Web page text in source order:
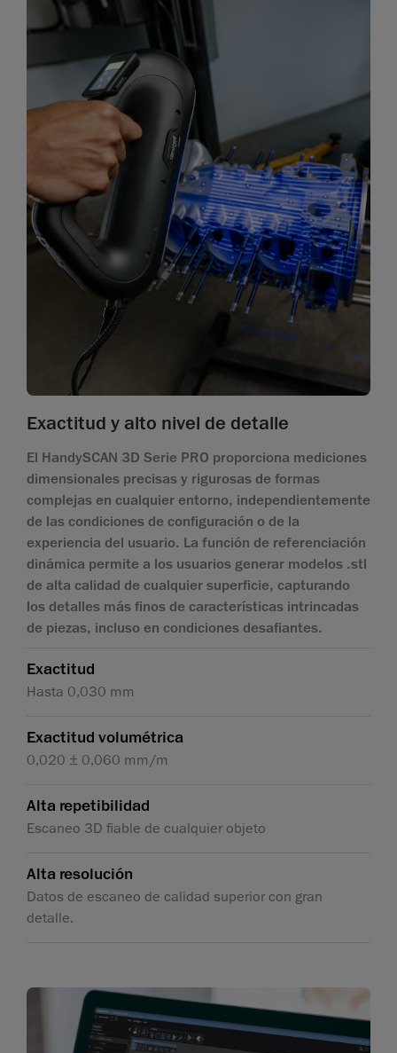
Exactitud y alto nivel de detalle
El HandySCAN 3D Serie PRO proporciona mediciones
dimensionales precisas y rigurosas de formas
complejas en cualquier entorno, independientemente
de las condiciones de configuración o de la
experiencia del usuario. La función de referenciación
dinámica permite a los usuarios generar modelos .stl
de alta calidad de cualquier superficie, capturando
los detalles más finos de características intrincadas
de piezas, incluso en condiciones desafiantes.
Exactitud
Hasta 0,030 mm
Exactitud volumétrica
0,020 ± 0,060 mm/m
Alta repetibilidad
Escaneo 3D fiable de cualquier objeto
Alta resolución
Datos de escaneo de calidad superior con gran
detalle.